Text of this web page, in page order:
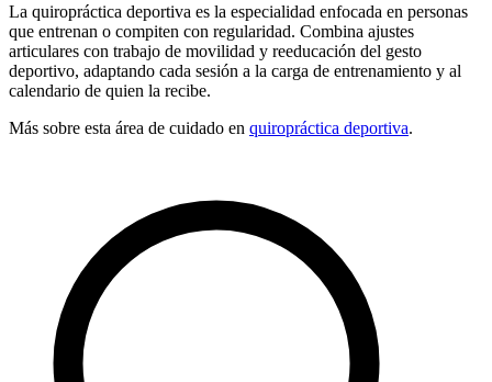
La quiropráctica deportiva es la especialidad enfocada en personas
que entrenan o compiten con regularidad. Combina ajustes
articulares con trabajo de movilidad y reeducación del gesto
deportivo, adaptando cada sesión a la carga de entrenamiento y al
calendario de quien la recibe.
Más sobre esta área de cuidado en quiropráctica deportiva.